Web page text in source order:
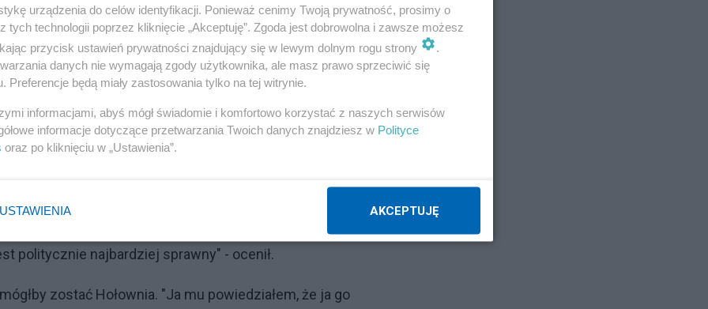
2050 była przeciw nowelizacji - on poprze teraz
wskazuje na to, że nie będę miał wyboru. Ja inaczej nie
za jednego z największych polityków obecnych
politycznie najbardziej sprawny" - ocenił.
zostać Hołownia. "Ja mu powiedziałem, że ja go
urządzenia do celów identyfikacji. Ponieważ cenimy Twoją prywatność, prosimy o
tych technologii poprzez kliknięcie „Akceptuję”. Zgoda jest dobrowolna i zawsze możesz
przycisk ustawień prywatności znajdujący się w lewym dolnym rogu strony
.
danych nie wymagają zgody użytkownika, ale masz prawo sprzeciwić się
Preferencje będą miały zastosowania tylko na tej witrynie.
informacjami, abyś mógł świadomie i komfortowo korzystać z naszych serwisów
informacje dotyczące przetwarzania Twoich danych znajdziesz w Polityce
oraz po kliknięciu w „Ustawienia”.
USTAWIENIA AKCEPTUJĘ